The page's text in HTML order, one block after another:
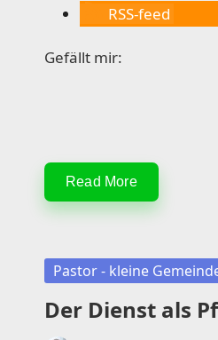
RSS-feed
Gefällt mir:
Read More
Posted
Pastor - kleine
Der Dienst als